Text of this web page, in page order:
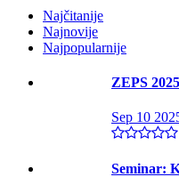
Najčitanije
Najnovije
Najpopularnije
ZEPS
Sep 10
Seminar: